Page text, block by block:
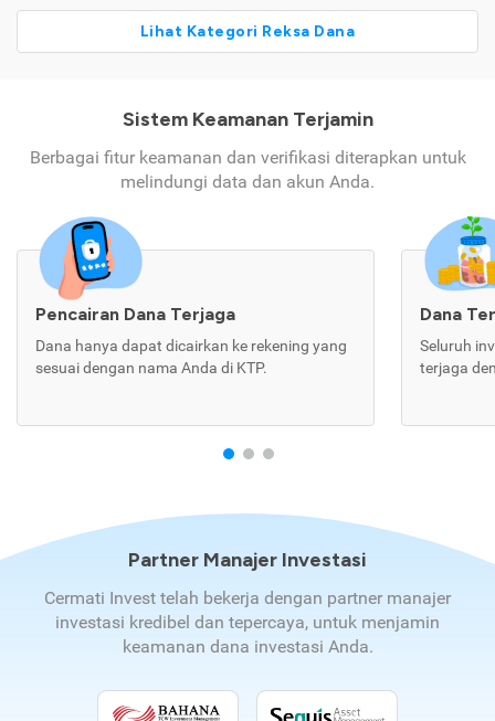
Lihat Kategori Reksa Dana
Sistem Keamanan Terjamin
Berbagai fitur keamanan dan verifikasi diterapkan untuk
melindungi data dan akun Anda.
Pencairan Dana Terjaga
Dana hanya dapat dicairkan ke rekening yang
sesuai dengan nama Anda di KTP.
Dana
Seluruh
terjaga
Partner Manajer Investasi
Cermati Invest telah bekerja dengan partner manajer
investasi kredibel dan tepercaya, untuk menjamin
keamanan dana investasi Anda.